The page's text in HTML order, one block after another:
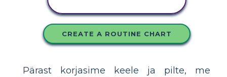
CREATE A ROUTINE CHART
Pärast korjasime keele ja pilte, me